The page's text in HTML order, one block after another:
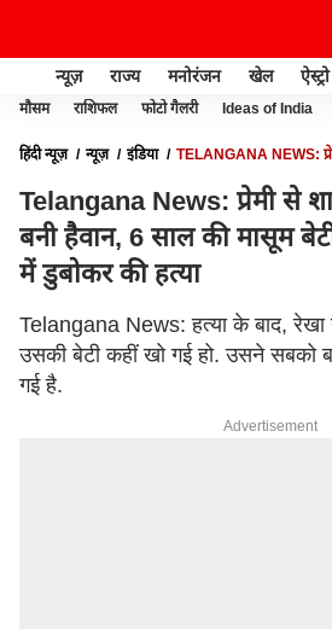
न्यूज़ राज्य मनोरंजन खेल ऐस्ट्रो
मौसम राशिफल फोटो गैलरी Ideas of India
हिंदी न्यूज़ न्यूज़ इंडिया
TELANGANA NEWS:
Telangana News: प्रेमी से
बनी हैवान, 6 साल की मासूम
में डुबोकर की हत्या
Telangana News: हत्या के बाद,
उसकी बेटी कहीं खो गई हो. उसने सबको
गई है.
Advertisement